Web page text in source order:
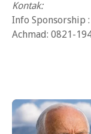
Kontak:
Info Sponsorship :
Achmad: 0821-